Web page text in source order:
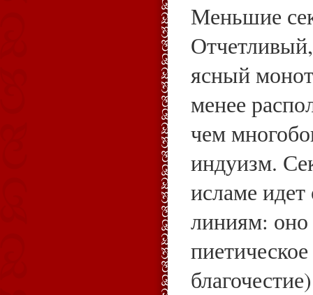
Меньшие
ясный
менее
чем
индуизм.
исламе
линиям: оно